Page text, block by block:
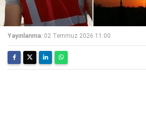
Yayınlanma: 02 Temmuz 2026 11:00